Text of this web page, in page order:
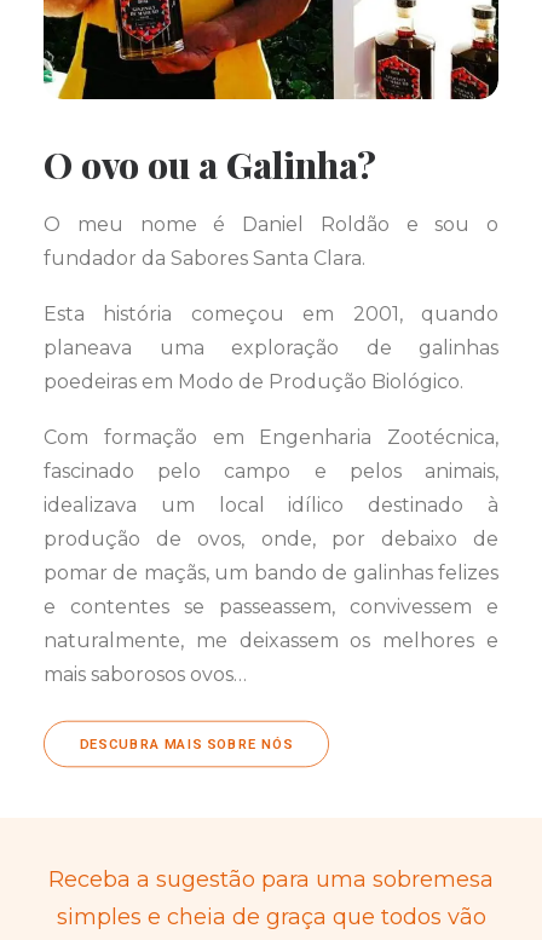
O ovo ou a Galinha?
O meu nome é Daniel Roldão e sou o
fundador da Sabores Santa Clara.
Esta história começou em 2001, quando
planeava uma exploração de galinhas
poedeiras em Modo de Produção Biológico.
Com formação em Engenharia Zootécnica,
fascinado pelo campo e pelos animais,
idealizava um local idílico destinado à
produção de ovos, onde, por debaixo de
pomar de maçãs, um bando de galinhas felizes
e contentes se passeassem, convivessem e
naturalmente, me deixassem os melhores e
mais saborosos ovos…
DESCUBRA MAIS SOBRE NÓS
Receba a sugestão para uma sobremesa
simples e cheia de graça que todos vão